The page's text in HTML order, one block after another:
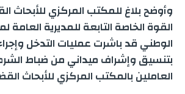
k
p
n وأوضح بلاغ للمكتب المركزي للأبحاث
القوة الخاصة التابعة للمديرية العامة
الوطني قد باشرت عمليات التدخل
بتنسيق وإشراف ميداني من ضباط
العاملين بالمكتب المركزي للأبحاث